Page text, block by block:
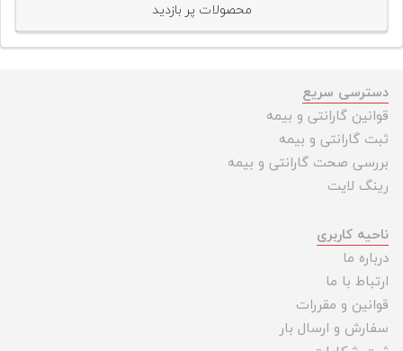
محصولات پر بازدید
دسترسی سریع
قوانین گارانتی و بیمه
ثبت گارانتی و بیمه
بررسی صحت گارانتی و بیمه
رینگ لایت
ناحیه کاربری
درباره ما
ارتباط با ما
قوانین و مقررات
سفارش و ارسال بار